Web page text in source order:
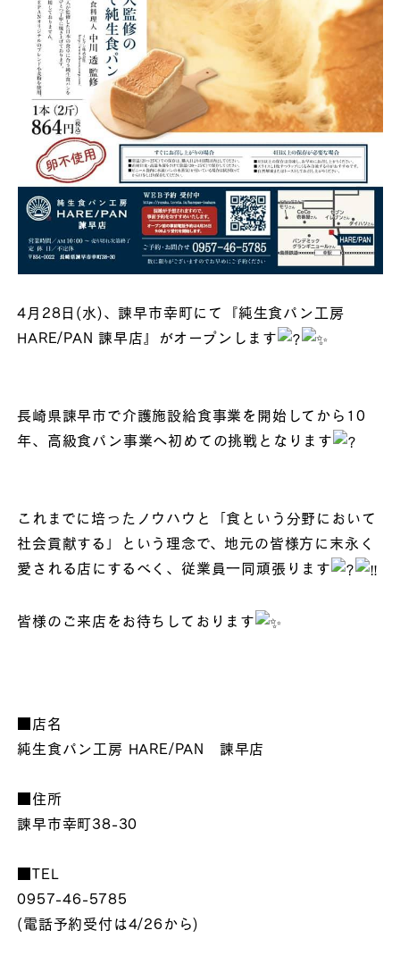
4月28日(水)、諫早市幸町にて『純生食パン工房
HARE/PAN 諫早店』がオープンします
長崎県諫早市で介護施設給食事業を開始してから10
年、高級食パン事業へ初めての挑戦となります
これまでに培ったノウハウと「食という分野において
社会貢献する」という理念で、地元の皆様方に末永く
愛される店にするべく、従業員一同頑張ります
皆様のご来店をお待ちしております
■店名
純生食パン工房 HARE/PAN 諫早店
■住所
諫早市幸町38-30
■TEL
0957-46-5785
(電話予約受付は4/26から)